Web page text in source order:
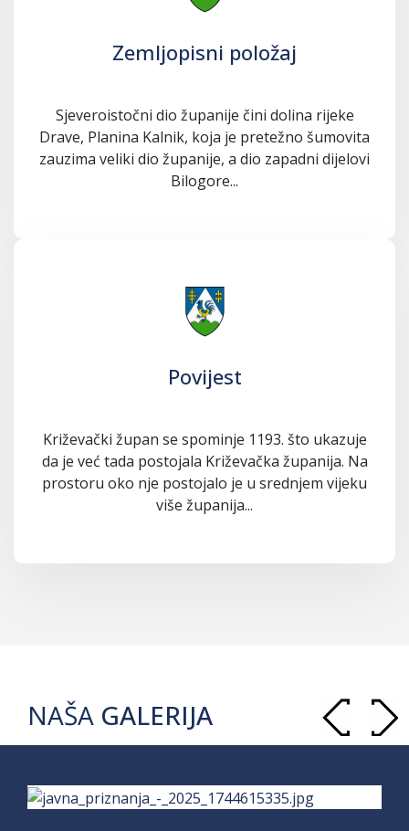
Zemljopisni položaj
Sjeveroistočni dio županije čini dolina rijeke
Drave, Planina Kalnik, koja je pretežno šumovita
zauzima veliki dio županije, a dio zapadni dijelovi
Bilogore...
Povijest
Križevački župan se spominje 1193. što ukazuje
da je već tada postojala Križevačka županija. Na
prostoru oko nje postojalo je u srednjem vijeku
više županija...
NAŠA GALERIJA